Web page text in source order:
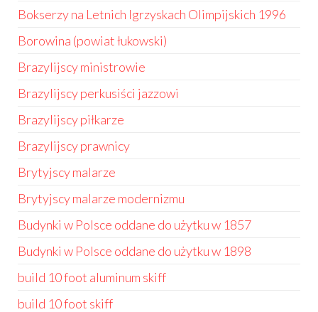
Bokserzy na Letnich Igrzyskach Olimpijskich 1996
Borowina (powiat łukowski)
Brazylijscy ministrowie
Brazylijscy perkusiści jazzowi
Brazylijscy piłkarze
Brazylijscy prawnicy
Brytyjscy malarze
Brytyjscy malarze modernizmu
Budynki w Polsce oddane do użytku w 1857
Budynki w Polsce oddane do użytku w 1898
build 10 foot aluminum skiff
build 10 foot skiff